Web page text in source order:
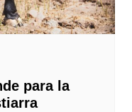
para la